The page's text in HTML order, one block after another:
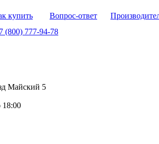
купить Вопрос-ответ
(800) 777-94-78
Майский 5
18:00